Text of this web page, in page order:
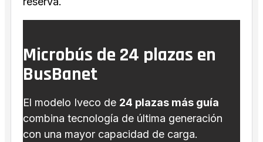
Microbús de 24 plazas en
BusBanet
El modelo Iveco de 24 plazas más guía
combina tecnología de última generación
con una mayor capacidad de carga.